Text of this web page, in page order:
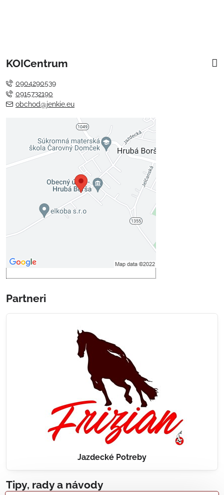
KOICentrum
0904290539
0915732190
obchod@jenkie.eu
Externý obsah je blokovaný
Voľbami súkromia
Prajete si načítať externý obsah?
Povoliť tentokrát
Povoliť a zapamätať - súhlas s
Partneri
Jazdecké Potreby
Tipy, rady a návody